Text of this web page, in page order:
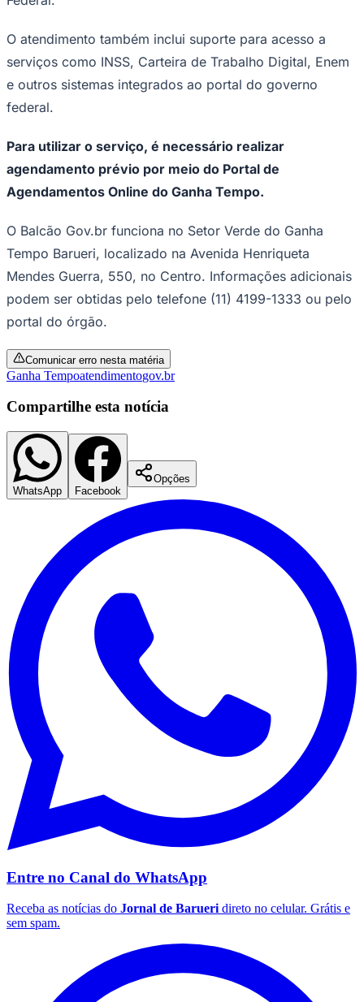
Corinthians
Palmeiras
São Paulo
O atendimento também inclui suporte para acesso a
serviços como INSS, Carteira de Trabalho Digital, Enem
e outros sistemas integrados ao portal do governo
federal.
Para utilizar o serviço, é necessário realizar
agendamento prévio por meio do Portal de
Agendamentos Online do Ganha Tempo.
O Balcão Gov.br funciona no Setor Verde do Ganha
Tempo Barueri, localizado na Avenida Henriqueta
Mendes Guerra, 550, no Centro. Informações adicionais
podem ser obtidas pelo telefone (11) 4199-1333 ou pelo
portal do órgão.
Comunicar erro nesta matéria
Ganha Tempoatendimentogov.br
Compartilhe esta notícia
WhatsApp Facebook
Opções
Entre no Canal do WhatsApp
Receba as notícias do Jornal de Barueri direto no celular. Grátis e
sem spam.